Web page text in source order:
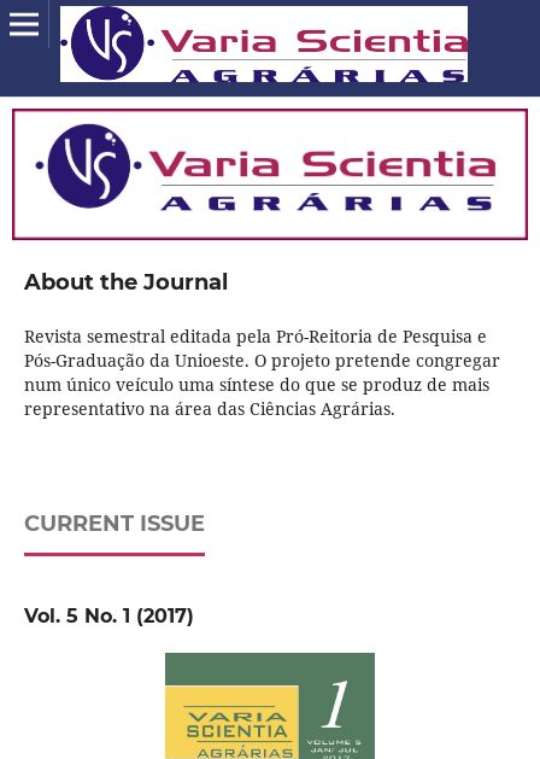
About the Journal
Revista semestral editada pela Pró-Reitoria de Pesquisa e
Pós-Graduação da Unioeste. O projeto pretende congregar
num único veículo uma síntese do que se produz de mais
representativo na área das Ciências Agrárias.
CURRENT ISSUE
Vol. 5 No. 1 (2017)